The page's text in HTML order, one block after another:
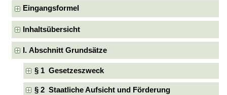
Eingangsformel
Inhaltsübersicht
I. Abschnitt Grundsätze
§ 1 Gesetzeszweck
§ 2 Staatliche Aufsicht und Förderung